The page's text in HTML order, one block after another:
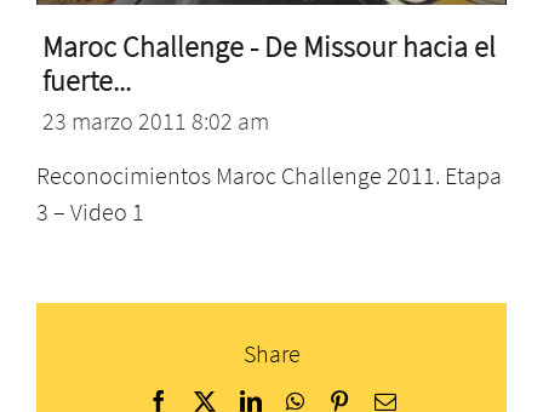
Maroc Challenge - De Missour hacia el
fuerte...
23 marzo 2011 8:02 am
Reconocimientos Maroc Challenge 2011. Etapa
3 – Video 1
Share
Facebook
X LinkedInWhatsApp
PinterestCorreo